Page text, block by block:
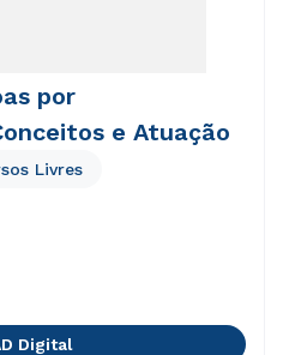
por
e Atuação
Livres
Digital